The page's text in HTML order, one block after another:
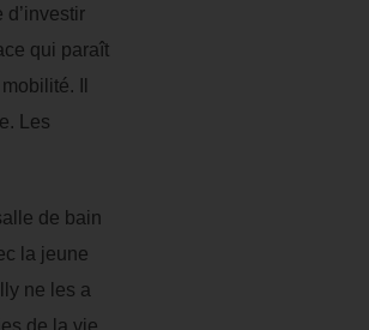
qui paraît
Il
Les
de bain
la jeune
ne les a
de la vie